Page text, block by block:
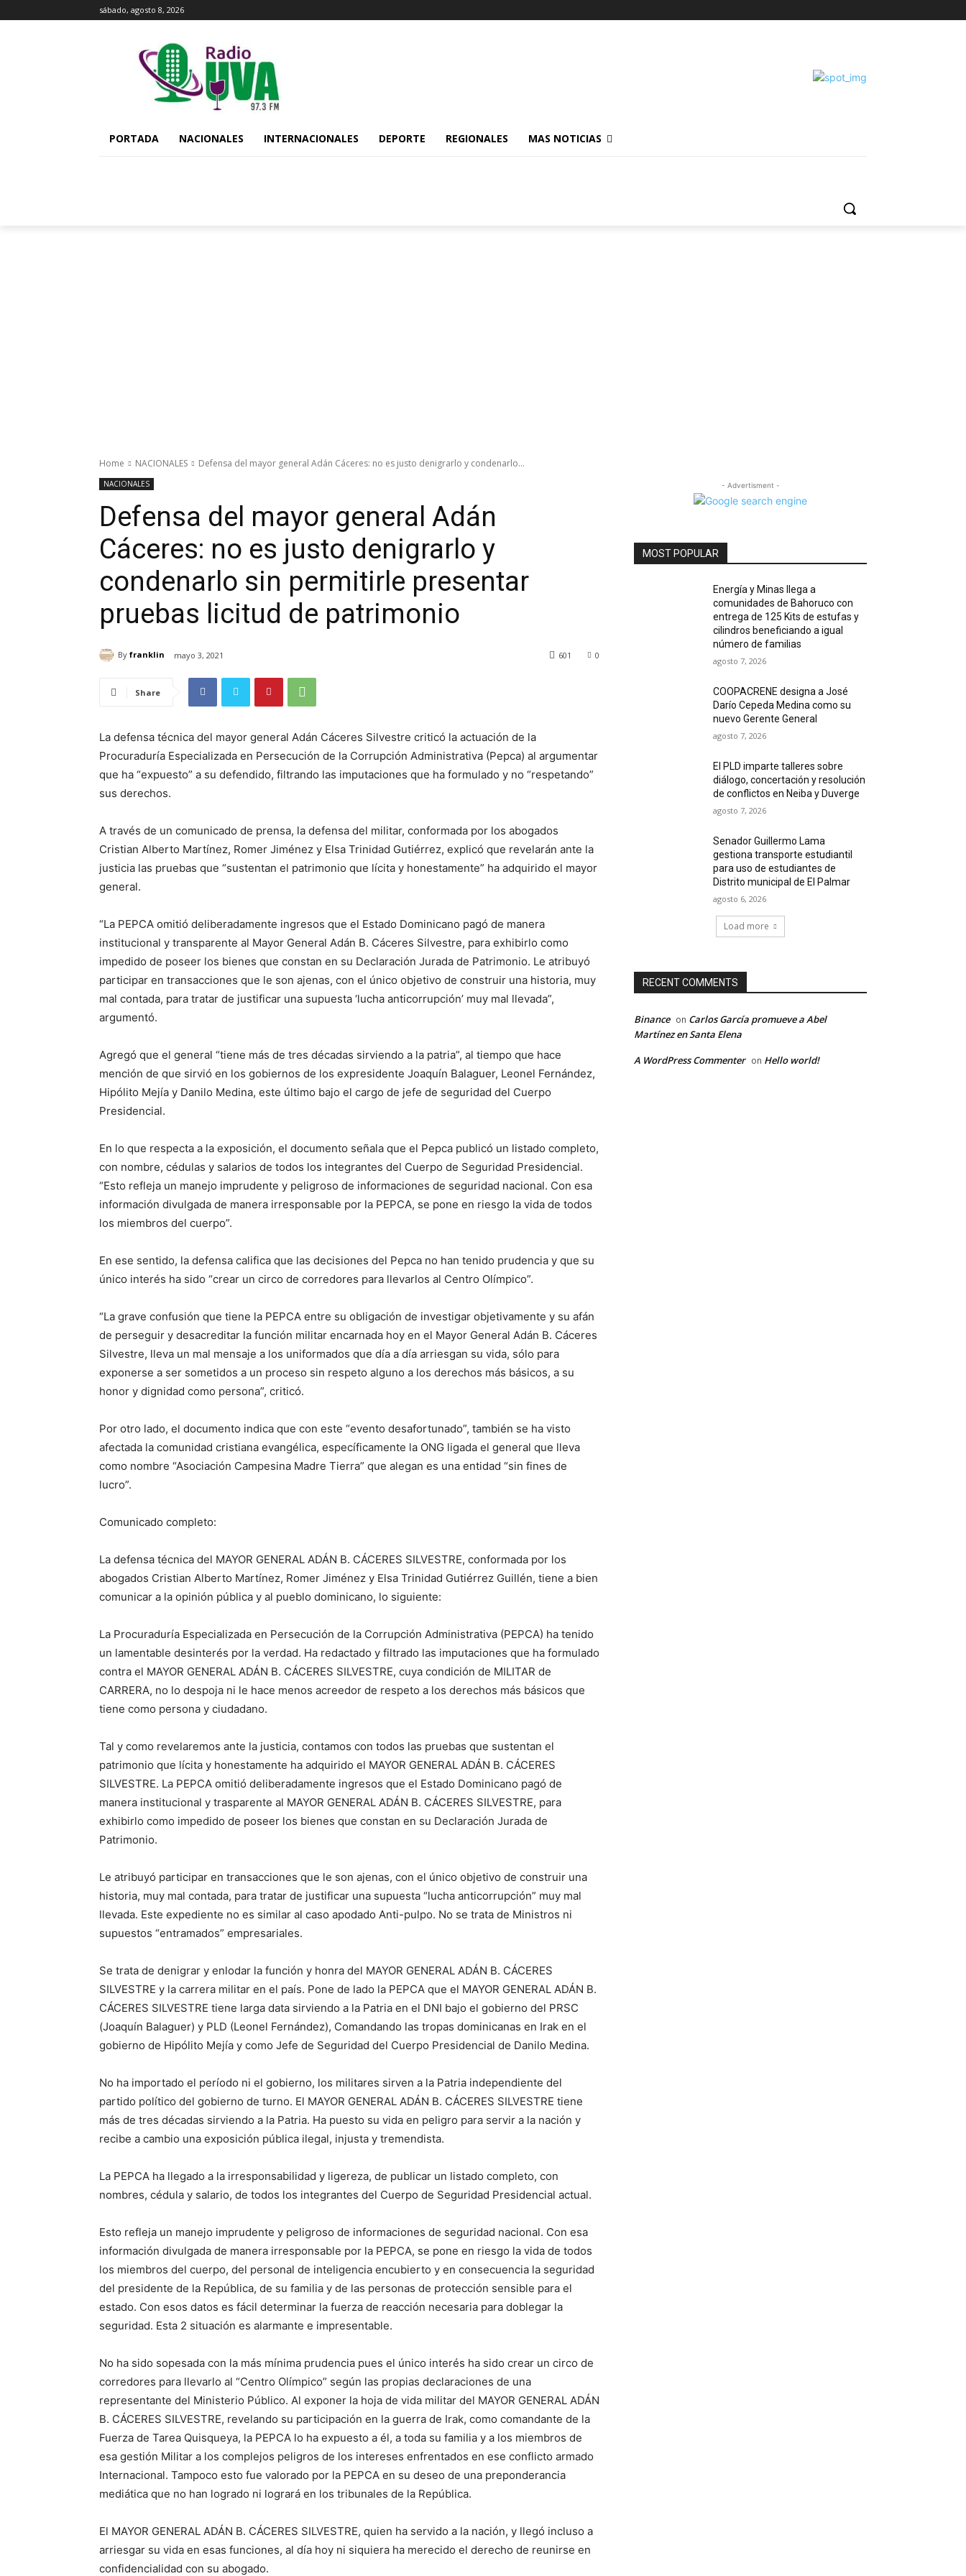
sábado, agosto 8, 2026
PORTADA NACIONALES INTERNACIONALES DEPORTE REGIONALES MAS NOTICIAS
Home NACIONALES Defensa del mayor general Adán Cáceres: no es justo denigrarlo y condenarlo...
NACIONALES
Defensa del mayor general Adán
Cáceres: no es justo denigrarlo y
condenarlo sin permitirle presentar
pruebas licitud de patrimonio
By franklin mayo 3, 2021 0
601
Share
La defensa técnica del mayor general Adán Cáceres Silvestre criticó la actuación de la
Procuraduría Especializada en Persecución de la Corrupción Administrativa (Pepca) al argumentar
que ha “expuesto” a su defendido, filtrando las imputaciones que ha formulado y no “respetando”
sus derechos.
A través de un comunicado de prensa, la defensa del militar, conformada por los abogados
Cristian Alberto Martínez, Romer Jiménez y Elsa Trinidad Gutiérrez, explicó que revelarán ante la
justicia las pruebas que “sustentan el patrimonio que lícita y honestamente” ha adquirido el mayor
general.
“La PEPCA omitió deliberadamente ingresos que el Estado Dominicano pagó de manera
institucional y transparente al Mayor General Adán B. Cáceres Silvestre, para exhibirlo como
impedido de poseer los bienes que constan en su Declaración Jurada de Patrimonio. Le atribuyó
participar en transacciones que le son ajenas, con el único objetivo de construir una historia, muy
mal contada, para tratar de justificar una supuesta ‘lucha anticorrupción’ muy mal llevada”,
argumentó.
Agregó que el general “tiene más de tres décadas sirviendo a la patria”, al tiempo que hace
mención de que sirvió en los gobiernos de los expresidente Joaquín Balaguer, Leonel Fernández,
Hipólito Mejía y Danilo Medina, este último bajo el cargo de jefe de seguridad del Cuerpo
Presidencial.
En lo que respecta a la exposición, el documento señala que el Pepca publicó un listado completo,
con nombre, cédulas y salarios de todos los integrantes del Cuerpo de Seguridad Presidencial.
“Esto refleja un manejo imprudente y peligroso de informaciones de seguridad nacional. Con esa
información divulgada de manera irresponsable por la PEPCA, se pone en riesgo la vida de todos
los miembros del cuerpo”.
En ese sentido, la defensa califica que las decisiones del Pepca no han tenido prudencia y que su
único interés ha sido “crear un circo de corredores para llevarlos al Centro Olímpico”.
“La grave confusión que tiene la PEPCA entre su obligación de investigar objetivamente y su afán
de perseguir y desacreditar la función militar encarnada hoy en el Mayor General Adán B. Cáceres
Silvestre, lleva un mal mensaje a los uniformados que día a día arriesgan su vida, sólo para
exponerse a ser sometidos a un proceso sin respeto alguno a los derechos más básicos, a su
honor y dignidad como persona”, criticó.
Por otro lado, el documento indica que con este “evento desafortunado”, también se ha visto
afectada la comunidad cristiana evangélica, específicamente la ONG ligada el general que lleva
como nombre “Asociación Campesina Madre Tierra” que alegan es una entidad “sin fines de
lucro”.
Comunicado completo:
La defensa técnica del MAYOR GENERAL ADÁN B. CÁCERES SILVESTRE, conformada por los
abogados Cristian Alberto Martínez, Romer Jiménez y Elsa Trinidad Gutiérrez Guillén, tiene a bien
comunicar a la opinión pública y al pueblo dominicano, lo siguiente:
La Procuraduría Especializada en Persecución de la Corrupción Administrativa (PEPCA) ha tenido
un lamentable desinterés por la verdad. Ha redactado y filtrado las imputaciones que ha formulado
contra el MAYOR GENERAL ADÁN B. CÁCERES SILVESTRE, cuya condición de MILITAR de
CARRERA, no lo despoja ni le hace menos acreedor de respeto a los derechos más básicos que
tiene como persona y ciudadano.
Tal y como revelaremos ante la justicia, contamos con todos las pruebas que sustentan el
patrimonio que lícita y honestamente ha adquirido el MAYOR GENERAL ADÁN B. CÁCERES
SILVESTRE. La PEPCA omitió deliberadamente ingresos que el Estado Dominicano pagó de
manera institucional y trasparente al MAYOR GENERAL ADÁN B. CÁCERES SILVESTRE, para
exhibirlo como impedido de poseer los bienes que constan en su Declaración Jurada de
Patrimonio.
Le atribuyó participar en transacciones que le son ajenas, con el único objetivo de construir una
historia, muy mal contada, para tratar de justificar una supuesta “lucha anticorrupción” muy mal
llevada. Este expediente no es similar al caso apodado Anti-pulpo. No se trata de Ministros ni
supuestos “entramados” empresariales.
Se trata de denigrar y enlodar la función y honra del MAYOR GENERAL ADÁN B. CÁCERES
SILVESTRE y la carrera militar en el país. Pone de lado la PEPCA que el MAYOR GENERAL ADÁN B.
CÁCERES SILVESTRE tiene larga data sirviendo a la Patria en el DNI bajo el gobierno del PRSC
(Joaquín Balaguer) y PLD (Leonel Fernández), Comandando las tropas dominicanas en Irak en el
gobierno de Hipólito Mejía y como Jefe de Seguridad del Cuerpo Presidencial de Danilo Medina.
No ha importado el período ni el gobierno, los militares sirven a la Patria independiente del
partido político del gobierno de turno. El MAYOR GENERAL ADÁN B. CÁCERES SILVESTRE tiene
más de tres décadas sirviendo a la Patria. Ha puesto su vida en peligro para servir a la nación y
recibe a cambio una exposición pública ilegal, injusta y tremendista.
La PEPCA ha llegado a la irresponsabilidad y ligereza, de publicar un listado completo, con
nombres, cédula y salario, de todos los integrantes del Cuerpo de Seguridad Presidencial actual.
Esto refleja un manejo imprudente y peligroso de informaciones de seguridad nacional. Con esa
información divulgada de manera irresponsable por la PEPCA, se pone en riesgo la vida de todos
los miembros del cuerpo, del personal de inteligencia encubierto y en consecuencia la seguridad
del presidente de la República, de su familia y de las personas de protección sensible para el
estado. Con esos datos es fácil determinar la fuerza de reacción necesaria para doblegar la
seguridad. Esta 2 situación es alarmante e impresentable.
No ha sido sopesada con la más mínima prudencia pues el único interés ha sido crear un circo de
corredores para llevarlo al “Centro Olímpico” según las propias declaraciones de una
representante del Ministerio Público. Al exponer la hoja de vida militar del MAYOR GENERAL ADÁN
B. CÁCERES SILVESTRE, revelando su participación en la guerra de Irak, como comandante de la
Fuerza de Tarea Quisqueya, la PEPCA lo ha expuesto a él, a toda su familia y a los miembros de
esa gestión Militar a los complejos peligros de los intereses enfrentados en ese conflicto armado
Internacional. Tampoco esto fue valorado por la PEPCA en su deseo de una preponderancia
mediática que no han logrado ni logrará en los tribunales de la República.
El MAYOR GENERAL ADÁN B. CÁCERES SILVESTRE, quien ha servido a la nación, y llegó incluso a
arriesgar su vida en esas funciones, al día hoy ni siquiera ha merecido el derecho de reunirse en
confidencialidad con su abogado.
- Advertisment -
MOST POPULAR
Energía y Minas llega a
comunidades de Bahoruco con
entrega de 125 Kits de estufas y
cilindros beneficiando a igual
número de familias
agosto 7, 2026
COOPACRENE designa a José
Darío Cepeda Medina como su
nuevo Gerente General
agosto 7, 2026
El PLD imparte talleres sobre
diálogo, concertación y resolución
de conflictos en Neiba y Duverge
agosto 7, 2026
Senador Guillermo Lama
gestiona transporte estudiantil
para uso de estudiantes de
Distrito municipal de El Palmar
agosto 6, 2026
Load more
RECENT COMMENTS
Binance on Carlos García promueve a Abel
Martínez en Santa Elena
A WordPress Commenter on Hello world!